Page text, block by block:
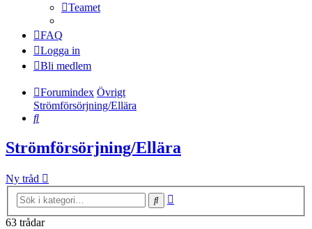
Teamet
FAQ
Logga in
Bli medlem
Forumindex Övrigt
Strömförsörjning/Ellära
Sök
Strömförsörjning/Ellära
Ny tråd
Sök
63 trådar